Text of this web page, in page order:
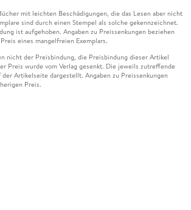
mit leichten Beschädigungen, die das Lesen aber nicht
sind durch einen Stempel als solche gekennzeichnet.
ist aufgehoben. Angaben zu Preissenkungen beziehen
eines mangelfreien Exemplars.
nicht der Preisbindung, die Preisbindung dieser Artikel
Preis wurde vom Verlag gesenkt. Die jeweils zutreffende
Artikelseite dargestellt. Angaben zu Preissenkungen
Preis.